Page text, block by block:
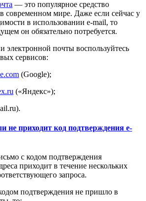
— это популярное средство
современном мире. Даже если сейчас у
в использовании e-mail, то
он обязательно потребуется.
электронной почты воспользуйтесь
сервисов:
(Google);
(«Яндекс»);
не приходит код подтверждения e-
с кодом подтверждения
приходит в течение нескольких
запроса.
подтверждения не пришло в